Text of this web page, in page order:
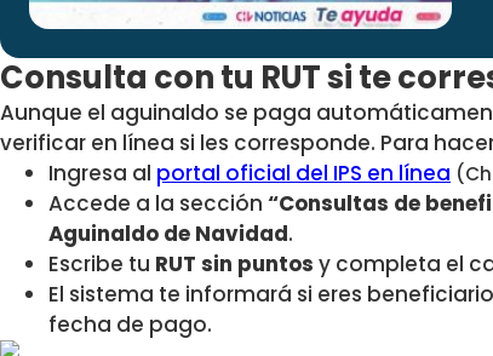
Consulta con tu RUT si te
Aunque el aguinaldo se paga
verificar en línea si les corresponde. Para
Ingresa al portal oficial del IPS en línea
Accede a la sección “Consultas de
Aguinaldo de Navidad.
Escribe tu RUT sin puntos y completa el
El sistema te informará si eres
fecha de pago.